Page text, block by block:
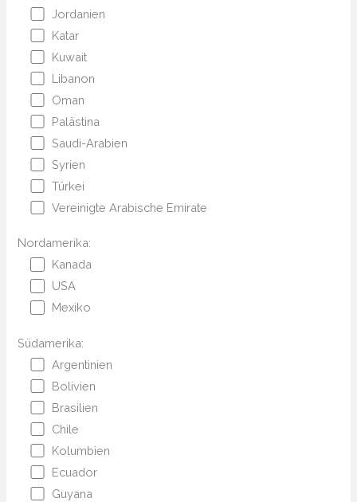
Jordanien
Katar
Kuwait
Libanon
Oman
Palästina
Saudi-Arabien
Syrien
Türkei
Vereinigte Arabische Emirate
Nordamerika:
Kanada
USA
Mexiko
Südamerika:
Argentinien
Bolivien
Brasilien
Chile
Kolumbien
Ecuador
Guyana